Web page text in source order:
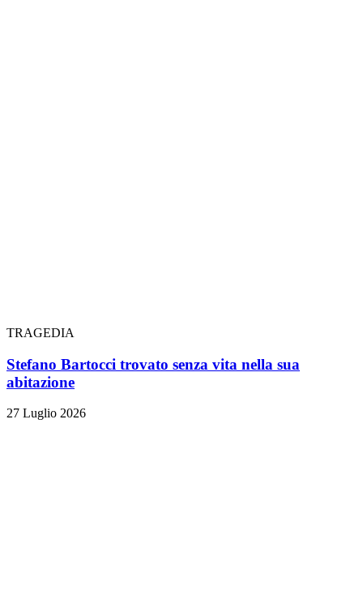
TRAGEDIA
Stefano Bartocci trovato senza vita nella sua
abitazione
27 Luglio 2026